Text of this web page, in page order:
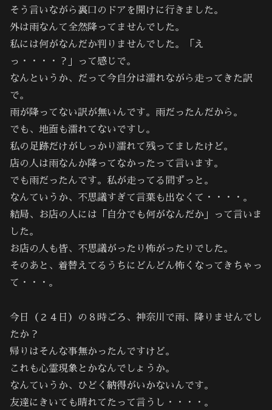
そう言いながら裏口のドアを開けに行きました。
外は雨なんて全然降ってませんでした。
私には何がなんだか判りませんでした。「え
っ・・・・？」って感じで。
なんというか、だって今自分は濡れながら走ってきた訳
で。
雨が降ってない訳が無いんです。雨だったんだから。
でも、地面も濡れてないですし。
私の足跡だけがしっかり濡れて残ってましたけど。
店の人は雨なんか降ってなかったって言います。
でも雨だったんです。私が走ってる間ずっと。
なんていうか、不思議すぎて言葉も出なくて・・・・。
結局、お店の人には「自分でも何がなんだか」って言いま
した。
お店の人も皆、不思議がったり怖がったりでした。
そのあと、着替えてるうちにどんどん怖くなってきちゃっ
て・・・。
今日（２４日）の８時ごろ、神奈川で雨、降りませんでし
たか？
帰りはそんな事無かったんですけど。
これも心霊現象とかなんでしょうか。
なんていうか、ひどく納得がいかないんです。
友達にきいても晴れてたって言うし・・・・。